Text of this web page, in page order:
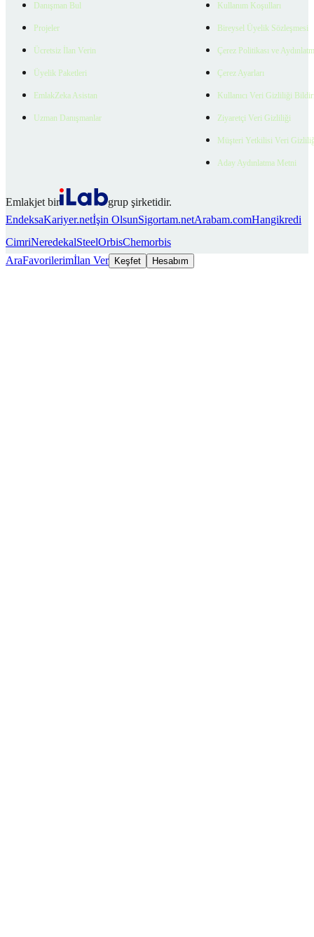
Danışman Bul
Projeler
Ücretsiz İlan Verin
Üyelik Paketleri
EmlakZeka Asistan
Uzman Danışmanlar
Kullanım Koşulları
Bireysel Üyelik Sözleşmesi
Çerez Politikası ve
Çerez Ayarları
Kullanıcı Veri Gizliliği
Ziyaretçi Veri Gizliliği
Müşteri Yetkilisi Veri
Aday Aydınlatma Metni
Emlakjet bir
grup şirketidir.
EndeksaKariyer.netİşin OlsunSigortam.netArabam.comHangikredi
CimriNeredekalSteelOrbisChemorbis
AraFavorilerimİlan Ver Keşfet Hesabım